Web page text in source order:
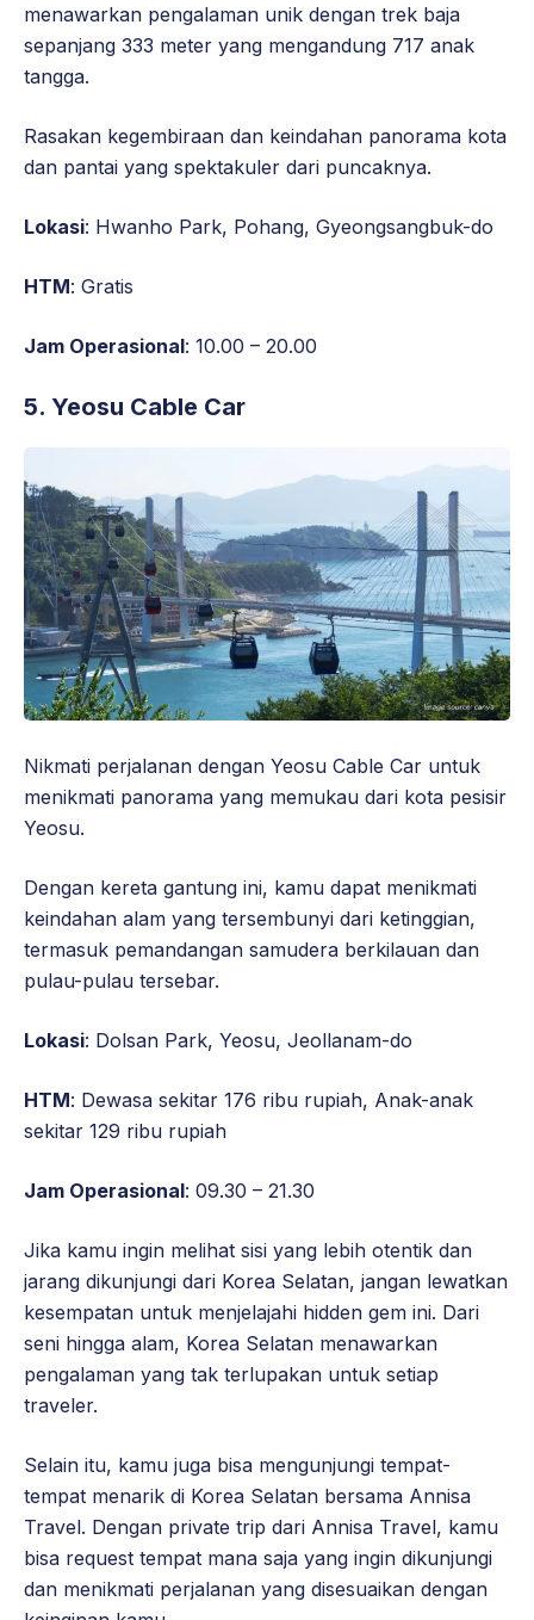
menawarkan pengalaman unik dengan trek baja
sepanjang 333 meter yang mengandung 717 anak
tangga.
Rasakan kegembiraan dan keindahan panorama kota
dan pantai yang spektakuler dari puncaknya.
Lokasi: Hwanho Park, Pohang, Gyeongsangbuk-do
HTM: Gratis
Jam Operasional: 10.00 – 20.00
5. Yeosu Cable Car
Nikmati perjalanan dengan Yeosu Cable Car untuk
menikmati panorama yang memukau dari kota pesisir
Yeosu.
Dengan kereta gantung ini, kamu dapat menikmati
keindahan alam yang tersembunyi dari ketinggian,
termasuk pemandangan samudera berkilauan dan
pulau-pulau tersebar.
Lokasi: Dolsan Park, Yeosu, Jeollanam-do
HTM: Dewasa sekitar 176 ribu rupiah, Anak-anak
sekitar 129 ribu rupiah
Jam Operasional: 09.30 – 21.30
Jika kamu ingin melihat sisi yang lebih otentik dan
jarang dikunjungi dari Korea Selatan, jangan lewatkan
kesempatan untuk menjelajahi hidden gem ini. Dari
seni hingga alam, Korea Selatan menawarkan
pengalaman yang tak terlupakan untuk setiap
traveler.
Selain itu, kamu juga bisa mengunjungi tempat-
tempat menarik di Korea Selatan bersama Annisa
Travel. Dengan private trip dari Annisa Travel, kamu
bisa request tempat mana saja yang ingin dikunjungi
dan menikmati perjalanan yang disesuaikan dengan